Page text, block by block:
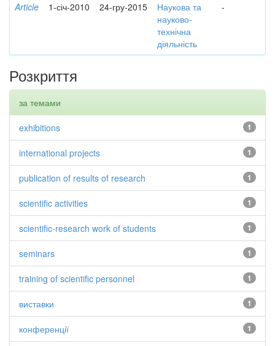
Article 1-січ-2010 24-гру-2015
Наукова та
науково-
технічна
діяльність
-
Розкриття
за темами
1
exhibitions
1
international projects
1
publication of results of research
1
scientific activities
1
scientific-research work of students
1
seminars
1
training of scientific personnel
1
виставки
1
конференції